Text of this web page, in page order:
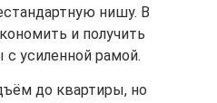
нишу. В
и получить
усиленной рамой.
до квартиры, но